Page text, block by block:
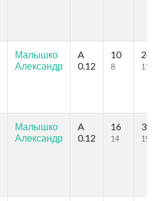
Малышко
Александр
A
0.12
10
8
24
11
Малышко
Александр
A
0.12
16
14
33
19